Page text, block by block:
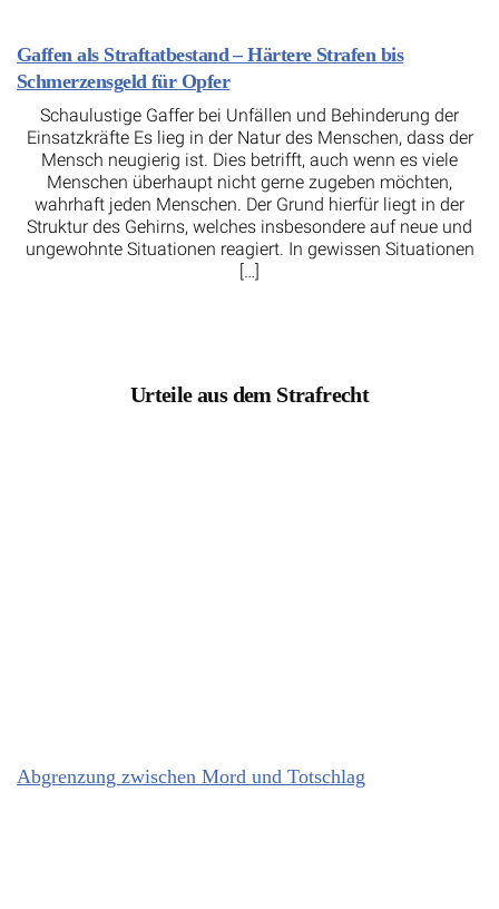
Gaffen als Straftatbestand – Härtere Strafen bis
Schmerzensgeld für Opfer
Schaulustige Gaffer bei Unfällen und Behinderung der
Einsatzkräfte Es lieg in der Natur des Menschen, dass der
Mensch neugierig ist. Dies betrifft, auch wenn es viele
Menschen überhaupt nicht gerne zugeben möchten,
wahrhaft jeden Menschen. Der Grund hierfür liegt in der
Struktur des Gehirns, welches insbesondere auf neue und
ungewohnte Situationen reagiert. In gewissen Situationen
[…]
Urteile aus dem Strafrecht
Abgrenzung zwischen Mord und Totschlag